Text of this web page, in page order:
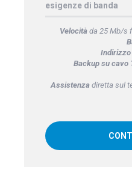
esigenze di banda
Velocitàda 25 Mb/s
Indirizzo
Backup su cavo
Assistenza diretta sul